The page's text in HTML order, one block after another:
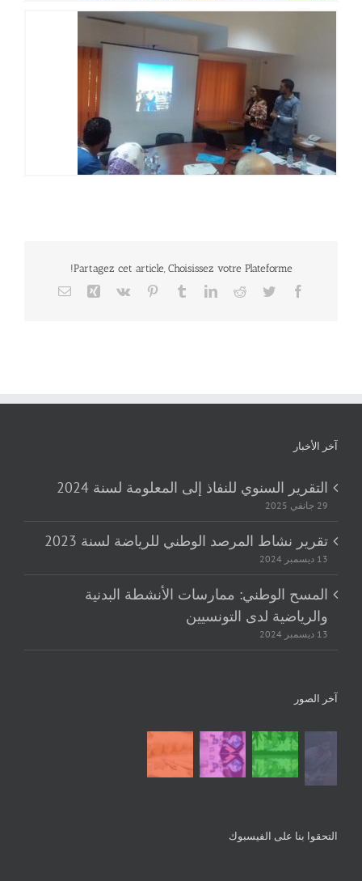
Partagez cet article, Choisissez votre Plateforme!
Facebook
Twitter
Reddit
LinkedIn
Tumblr
Pinterest
Vk
Xing
Email
آخر الأخبار
التقرير السنوي للنفاذ إلى المعلومة لسنة 2024
29 جانفي 2025
تقرير نشاط المرصد الوطني للرياضة لسنة 2023
13 ديسمبر 2024
المسح الوطني: ممارسات الأنشطة البدنية
والرياضية لدى التونسيين
13 ديسمبر 2024
آخر الصور
التحقوا بنا على الفيسبوك